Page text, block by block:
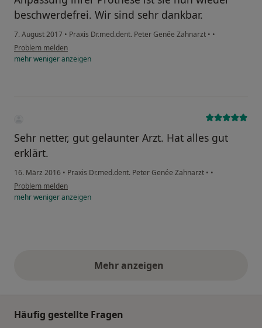
beschwerdefrei. Wir sind sehr dankbar.
7. August 2017 • Praxis Dr.med.dent. Peter Genée Zahnarzt • •
Problem melden
mehrwenigeranzeigen
Sehr netter, gut gelaunter Arzt. Hat alles gut
erklärt.
16. März 2016 • Praxis Dr.med.dent. Peter Genée Zahnarzt • •
Problem melden
mehrwenigeranzeigen
Mehr anzeigenobige Stellungnahmen
Häufig gestellte Fragen